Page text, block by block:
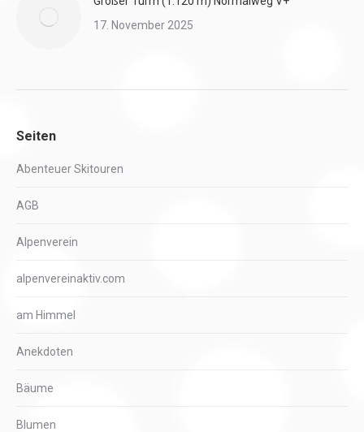
17. November 2025
Seiten
Abenteuer Skitouren
AGB
Alpenverein
alpenvereinaktiv.com
am Himmel
Anekdoten
Bäume
Blumen